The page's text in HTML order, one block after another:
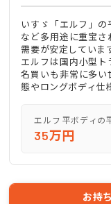
いすゞ「エルフ」
など多用途に重宝
需要が安定していま
エルフは国内小型
名買いも非常に多い
態やロングボディ仕
エルフ 平ボディの
35万円
お持